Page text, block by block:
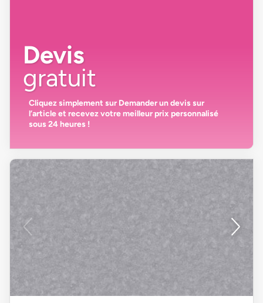
Devis
gratuit
Cliquez simplement sur Demander un devissur
l’article et recevez votremeilleur prix personnalisé
sous 24 heures !